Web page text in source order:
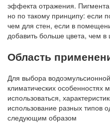
эффекта отражения.
но по такому принципу: если
чем для стен, если в
добавить больше цвета, чем в
Область
Для выбора
климатических особенностях
использоваться,
использование разных типов
следующим образом